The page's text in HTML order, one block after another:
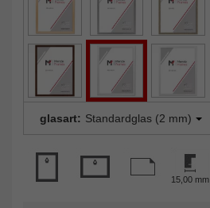
glasart: Standardglas (2 mm)
15,00 mm